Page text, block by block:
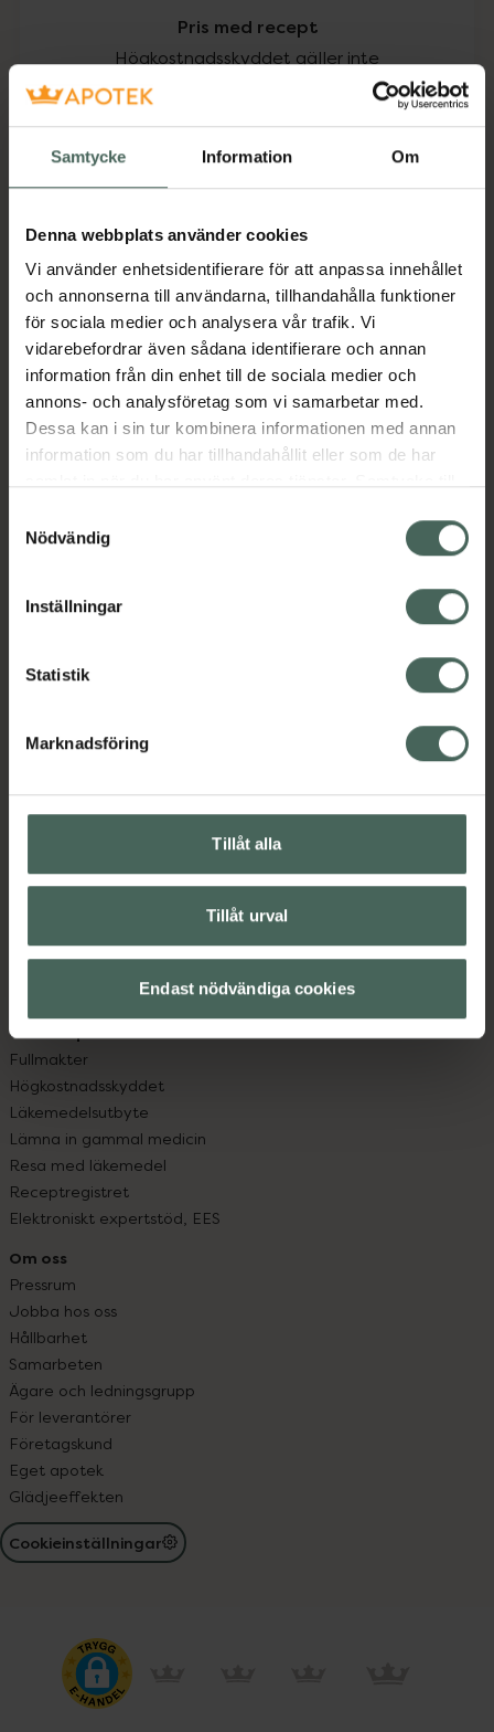
Samtycke Information Om
Denna webbplats använder cookies
Vi använder enhetsidentifierare för att anpassa innehållet
och annonserna till användarna, tillhandahålla funktioner
för sociala medier och analysera vår trafik. Vi
vidarebefordrar även sådana identifierare och annan
information från din enhet till de sociala medier och
annons- och analysföretag som vi samarbetar med.
Dessa kan i sin tur kombinera informationen med annan
information som du har tillhandahållit eller som de har
återkalla ditt samtycke via webbplatsens
cookieinställningar. Ett återkallat samtycke påverkar inte
lagligheten av behandling som skett innan återkallelsen.
Nödvändig
Inställningar
Statistik
Marknadsföring
Tillåt alla
Tillåt urval
Endast nödvändiga cookies
Pris med recept
Högkostnadsskyddet gäller inte
330 kr
I apotek:330 kr
Aktuella erbjudanden
Beskrivning Dölj
EAN:05701170451320
Kronans Apotek finns här för dig. Du hittar oss från Skåne i
syd till Lappland i norr, och online i mobilen och på
hjälpa just dig att må lite bättre. Välkommen att prata
Kundservice
Leverans, betalning och retur
App
Om recept och läkemedel
Fullmakter
Högkostnadsskyddet
Läkemedelsutbyte
Lämna in gammal medicin
Resa med läkemedel
Receptregistret
Elektroniskt expertstöd, EES
Om oss
Pressrum
Jobba hos oss
Hållbarhet
Samarbeten
Ägare och ledningsgrupp
För leverantörer
Företagskund
Eget apotek
Glädjeeffekten
Cookieinställningar